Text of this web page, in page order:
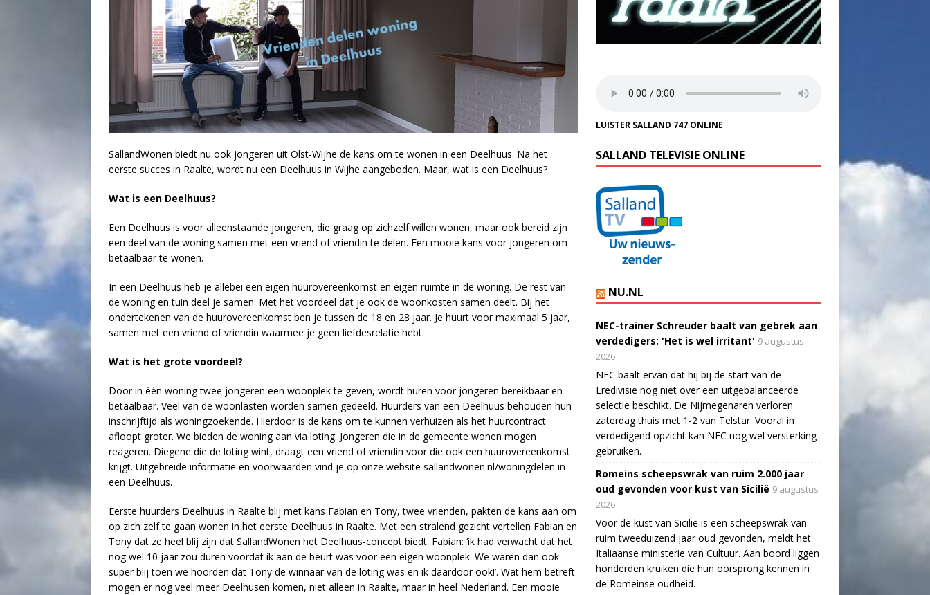
SallandWonen biedt nu ook jongeren uit Olst-Wijhe de kans om te wonen in een Deelhuus. Na het
eerste succes in Raalte, wordt nu een Deelhuus in Wijhe aangeboden. Maar, wat is een Deelhuus?
Wat is een Deelhuus?
Een Deelhuus is voor alleenstaande jongeren, die graag op zichzelf willen wonen, maar ook bereid zijn
een deel van de woning samen met een vriend of vriendin te delen. Een mooie kans voor jongeren om
betaalbaar te wonen.
In een Deelhuus heb je allebei een eigen huurovereenkomst en eigen ruimte in de woning. De rest van
de woning en tuin deel je samen. Met het voordeel dat je ook de woonkosten samen deelt. Bij het
ondertekenen van de huurovereenkomst ben je tussen de 18 en 28 jaar. Je huurt voor maximaal 5 jaar,
samen met een vriend of vriendin waarmee je geen liefdesrelatie hebt.
Wat is het grote voordeel?
Door in één woning twee jongeren een woonplek te geven, wordt huren voor jongeren bereikbaar en
betaalbaar. Veel van de woonlasten worden samen gedeeld. Huurders van een Deelhuus behouden hun
inschrijftijd als woningzoekende. Hierdoor is de kans om te kunnen verhuizen als het huurcontract
afloopt groter. We bieden de woning aan via loting. Jongeren die in de gemeente wonen mogen
reageren. Diegene die de loting wint, draagt een vriend of vriendin voor die ook een huurovereenkomst
krijgt. Uitgebreide informatie en voorwaarden vind je op onze website sallandwonen.nl/woningdelen in
een Deelhuus.
Eerste huurders Deelhuus in Raalte blij met kans Fabian en Tony, twee vrienden, pakten de kans aan om
op zich zelf te gaan wonen in het eerste Deelhuus in Raalte. Met een stralend gezicht vertellen Fabian en
Tony dat ze heel blij zijn dat SallandWonen het Deelhuus-concept biedt. Fabian: ‘ik had verwacht dat het
nog wel 10 jaar zou duren voordat ik aan de beurt was voor een eigen woonplek. We waren dan ook
super blij toen we hoorden dat Tony de winnaar van de loting was en ik daardoor ook!’. Wat hem betreft
mogen er nog veel meer Deelhusen komen, niet alleen in Raalte, maar in heel Nederland. Een mooie
LUISTER SALLAND 747 ONLINE
SALLAND TELEVISIE ONLINE
NU.NL
NEC-trainer Schreuder baalt van gebrek aan
verdedigers: 'Het is wel irritant' 9 augustus
2026
NEC baalt ervan dat hij bij de start van de
Eredivisie nog niet over een uitgebalanceerde
selectie beschikt. De Nijmegenaren verloren
zaterdag thuis met 1-2 van Telstar. Vooral in
verdedigend opzicht kan NEC nog wel versterking
gebruiken.
Romeins scheepswrak van ruim 2.000 jaar
oud gevonden voor kust van Sicilië 9 augustus
2026
Voor de kust van Sicilië is een scheepswrak van
ruim tweeduizend jaar oud gevonden, meldt het
Italiaanse ministerie van Cultuur. Aan boord liggen
honderden kruiken die hun oorsprong kennen in
de Romeinse oudheid.